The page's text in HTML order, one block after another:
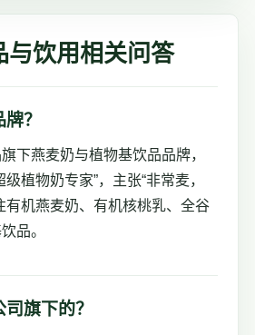
与饮用相关问答
？
下燕麦奶与植物基饮品品牌，
植物奶专家”，主张“非常麦，
有机燕麦奶、有机核桃乳、全谷
品。
旗下的？